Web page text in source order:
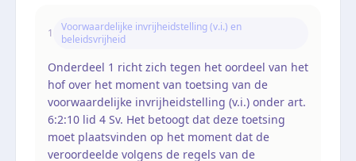
1
Voorwaardelijke invrijheidstelling (v.i.) en
beleidsvrijheid
Onderdeel 1 richt zich tegen het oordeel van het
hof over het moment van toetsing van de
voorwaardelijke invrijheidstelling (v.i.) onder art.
6:2:10 lid 4 Sv. Het betoogt dat deze toetsing
moet plaatsvinden op het moment dat de
veroordeelde volgens de regels van de